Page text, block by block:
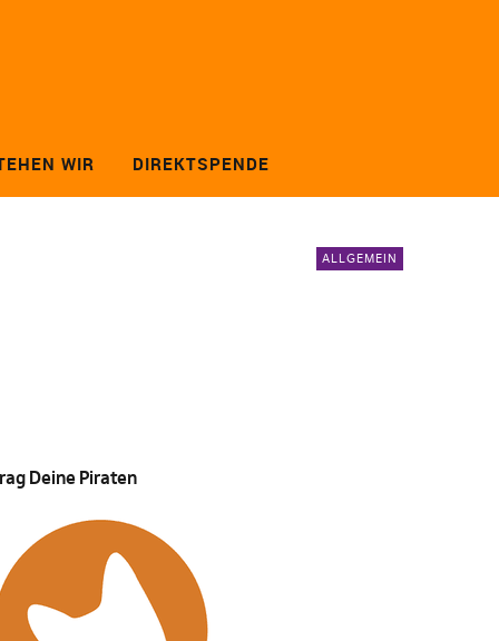
WIR DIREKTSPENDE
ALLGEMEIN
Deine Piraten